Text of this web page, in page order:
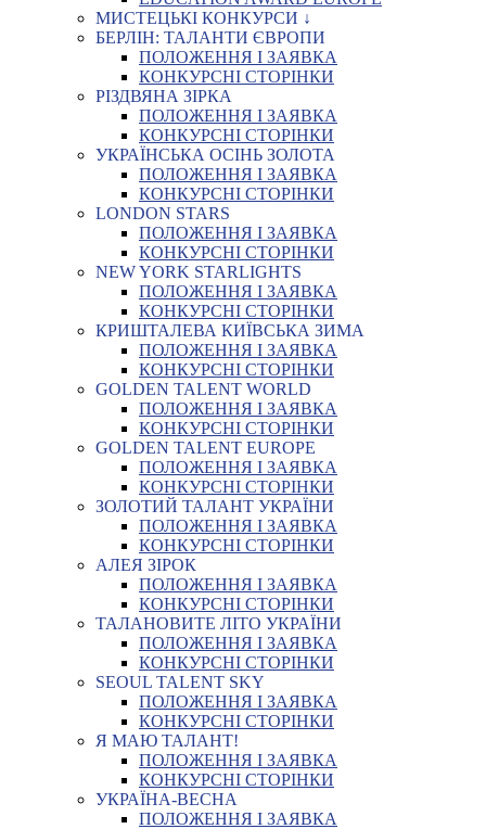
МИСТЕЦЬКІ КОНКУРСИ ↓
БЕРЛІН: ТАЛАНТИ ЄВРОПИ
ПОЛОЖЕННЯ І ЗАЯВКА
КОНКУРСНІ СТОРІНКИ
РІЗДВЯНА ЗІРКА
ПОЛОЖЕННЯ І ЗАЯВКА
КОНКУРСНІ СТОРІНКИ
УКРАЇНСЬКА ОСІНЬ ЗОЛОТА
ПОЛОЖЕННЯ І ЗАЯВКА
КОНКУРСНІ СТОРІНКИ
LONDON STARS
ПОЛОЖЕННЯ І ЗАЯВКА
КОНКУРСНІ СТОРІНКИ
NEW YORK STARLIGHTS
ПОЛОЖЕННЯ І ЗАЯВКА
КОНКУРСНІ СТОРІНКИ
КРИШТАЛЕВА КИЇВСЬКА ЗИМА
ПОЛОЖЕННЯ І ЗАЯВКА
КОНКУРСНІ СТОРІНКИ
GOLDEN TALENT WORLD
ПОЛОЖЕННЯ І ЗАЯВКА
КОНКУРСНІ СТОРІНКИ
GOLDEN TALENT EUROPE
ПОЛОЖЕННЯ І ЗАЯВКА
КОНКУРСНІ СТОРІНКИ
ЗОЛОТИЙ ТАЛАНТ УКРАЇНИ
ПОЛОЖЕННЯ І ЗАЯВКА
КОНКУРСНІ СТОРІНКИ
АЛЕЯ ЗІРОК
ПОЛОЖЕННЯ І ЗАЯВКА
КОНКУРСНІ СТОРІНКИ
ТАЛАНОВИТЕ ЛІТО УКРАЇНИ
ПОЛОЖЕННЯ І ЗАЯВКА
КОНКУРСНІ СТОРІНКИ
SEOUL TALENT SKY
ПОЛОЖЕННЯ І ЗАЯВКА
КОНКУРСНІ СТОРІНКИ
Я МАЮ ТАЛАНТ!
ПОЛОЖЕННЯ І ЗАЯВКА
КОНКУРСНІ СТОРІНКИ
УКРАЇНА-ВЕСНА
ПОЛОЖЕННЯ І ЗАЯВКА